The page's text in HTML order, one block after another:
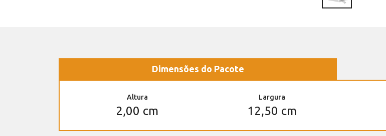
Dimensões do Pacote
Altura
2,00 cm
Largura
12,50 cm